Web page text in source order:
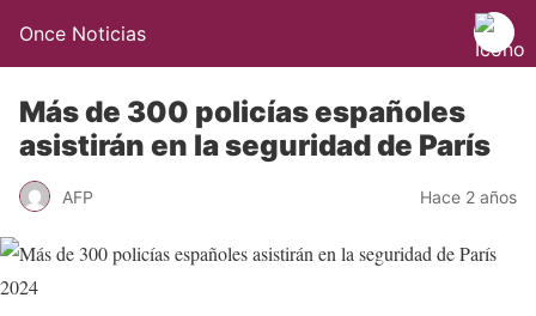
Once Noticias
Más de 300 policías españoles
asistirán en la seguridad de París
AFP Hace 2 años